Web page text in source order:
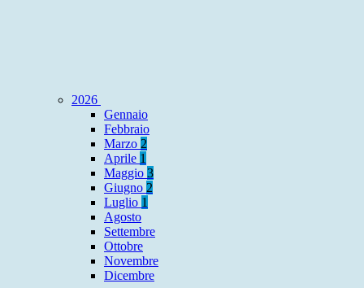
2026
Gennaio
Febbraio
Marzo 2
Aprile 1
Maggio 3
Giugno 2
Luglio 1
Agosto
Settembre
Ottobre
Novembre
Dicembre